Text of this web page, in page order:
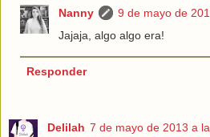
Nanny
9 de mayo de
Jajaja, algo algo era!
Responder
Delilah 7 de mayo de 2013 a